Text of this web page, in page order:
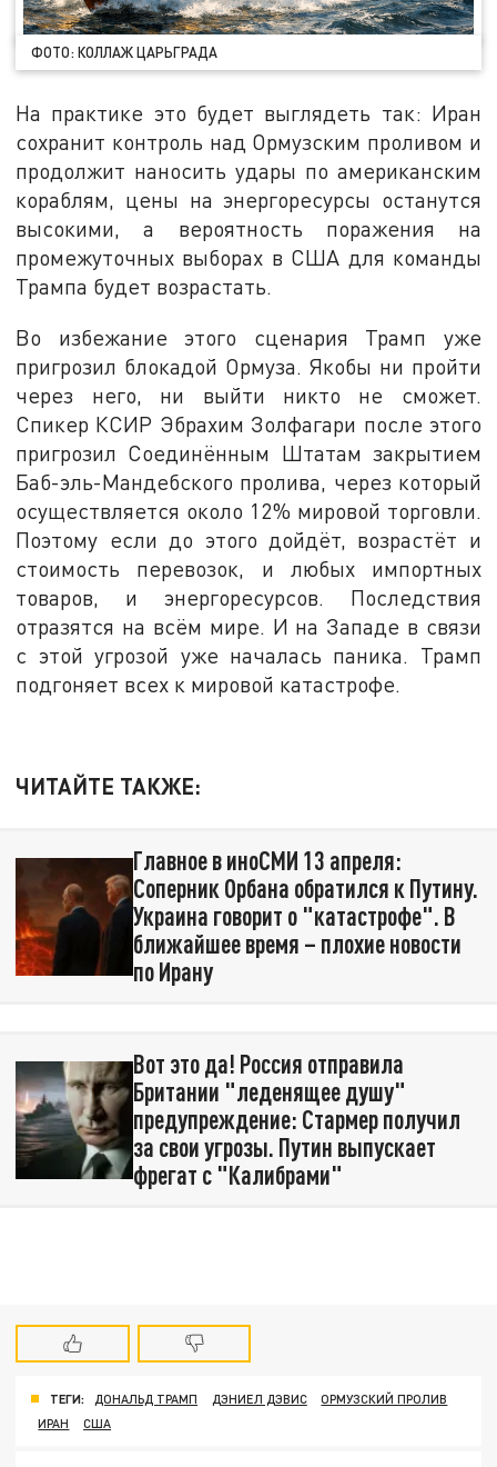
ФОТО: КОЛЛАЖ ЦАРЬГРАДА
На практике это будет выглядеть так: Иран
сохранит контроль над Ормузским проливом и
продолжит наносить удары по американским
кораблям, цены на энергоресурсы останутся
высокими, а вероятность поражения на
промежуточных выборах в США для команды
Трампа будет возрастать.
Во избежание этого сценария Трамп уже
пригрозил блокадой Ормуза. Якобы ни пройти
через него, ни выйти никто не сможет.
Спикер КСИР Эбрахим Золфагари после этого
пригрозил Соединённым Штатам закрытием
Баб-эль-Мандебского пролива, через который
осуществляется около 12% мировой торговли.
Поэтому если до этого дойдёт, возрастёт и
стоимость перевозок, и любых импортных
товаров, и энергоресурсов. Последствия
отразятся на всём мире. И на Западе в связи
с этой угрозой уже началась паника. Трамп
подгоняет всех к мировой катастрофе.
ЧИТАЙТЕ ТАКЖЕ:
Главное в иноСМИ 13 апреля:
Соперник Орбана обратился к Путину.
Украина говорит о "катастрофе". В
ближайшее время – плохие новости
по Ирану
Вот это да! Россия отправила
Британии "леденящее душу"
предупреждение: Стармер получил
за свои угрозы. Путин выпускает
фрегат с "Калибрами"
ТЕГИ: ДОНАЛЬД ТРАМП ДЭНИЕЛ ДЭВИС
ОРМУЗСКИЙ ПРОЛИВ
ИРАН
США